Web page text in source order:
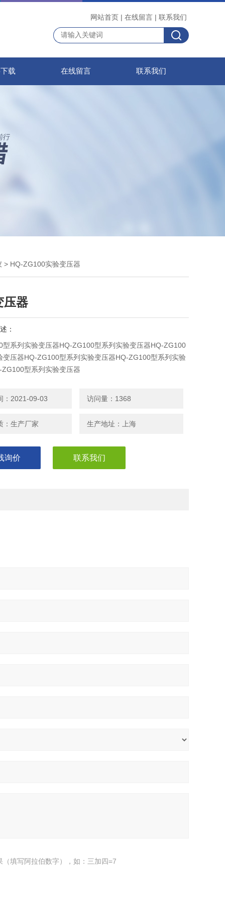
网站首页 | 在线留言 | 联系我们
载 在线留言 联系我们
> HQ-ZG100实验变压器
压器
：
型系列实验变压器HQ-ZG100型系列实验变压器HQ-ZG100
变压器HQ-ZG100型系列实验变压器HQ-ZG100型系列实验
型系列实验变压器
：2021-09-03 访问量：1368
：生产厂家 生产地址：上海
询价 联系我们
（填写阿拉伯数字），如：三加四=7